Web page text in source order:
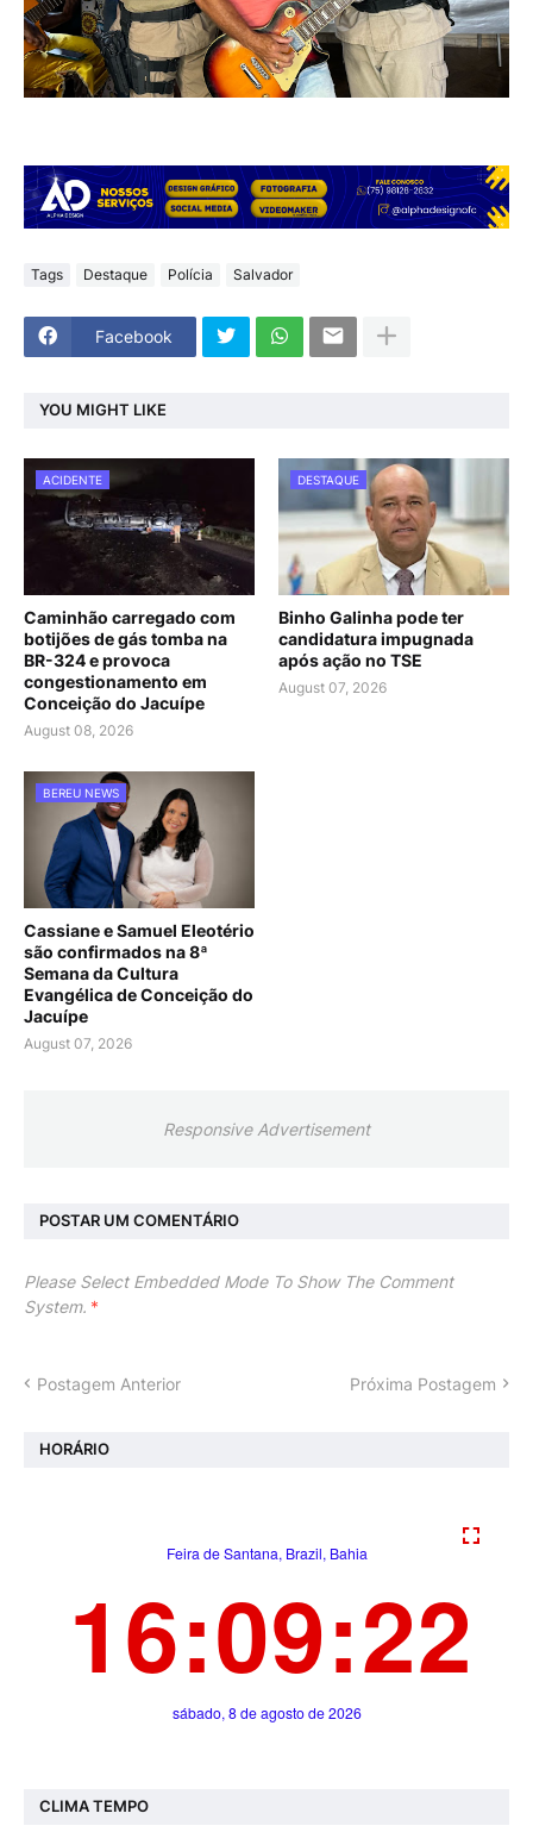
Tags Destaque Polícia Salvador
Facebook
YOU MIGHT LIKE
ACIDENTE
Caminhão carregado com
botijões de gás tomba na
BR-324 e provoca
congestionamento em
Conceição do Jacuípe
August 08, 2026
DESTAQUE
Binho Galinha pode ter
candidatura impugnada
após ação no TSE
August 07, 2026
BEREU NEWS
Cassiane e Samuel Eleotério
são confirmados na 8ª
Semana da Cultura
Evangélica de Conceição do
Jacuípe
August 07, 2026
Responsive Advertisement
POSTAR UM COMENTÁRIO
Please Select Embedded Mode To Show The Comment
System. *
Postagem Anterior Próxima Postagem
HORÁRIO
CLIMA TEMPO